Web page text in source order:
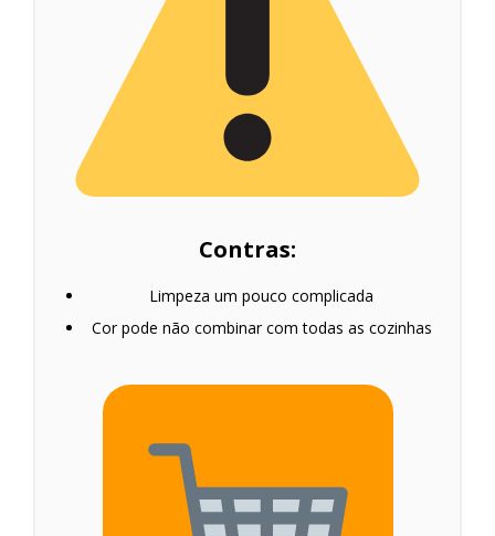
Contras:
Limpeza um pouco complicada
Cor pode não combinar com todas as cozinhas